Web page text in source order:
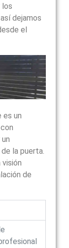
los
dejamos
el
es un
la puerta.
de